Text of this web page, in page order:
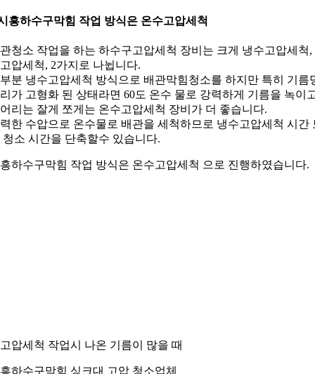
흥하수구막힘 작업 방식은 온수고압세척
청소 작업을 하는 하수구고압세척 장비는 크게 냉수고압세척,
압세척, 2가지로 나뉩니다.
분 냉수고압세척 방식으로 배관막힘청소를 하지만 특히 기름
가 고형화 된 상태라면 60도 온수 물로 강력하게 기름을 녹이
리는 잘게 쪼게는 온수고압세척 장비가 더 좋습니다.
한 수압으로 온수물로 배관을 세척하므로 냉수고압세척 시간
청소 시간을 단축할수 있습니다.
하수구막힘 작업 방식은 온수고압세척 으로 진행하였습니다.
압세척 작업시 나온 기름이 많을 때
하수구막힘 싱크대 고압 청소업체